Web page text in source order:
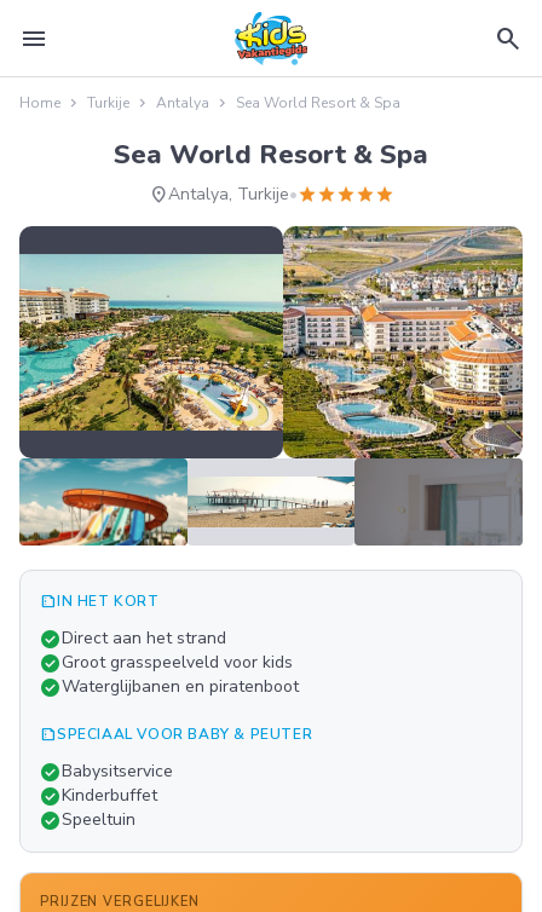
menu search
Home Turkije Antalya Sea World Resort & Spa
Sea World Resort & Spa
location_onAntalya, Turkije•starstarstarstarstar
summarizeIN HET KORT
check_circleDirect aan het strand
check_circleGroot grasspeelveld voor kids
check_circleWaterglijbanen en piratenboot
summarizeSPECIAAL VOOR BABY & PEUTER
check_circleBabysitservice
check_circleKinderbuffet
check_circleSpeeltuin
PRIJZEN VERGELIJKEN